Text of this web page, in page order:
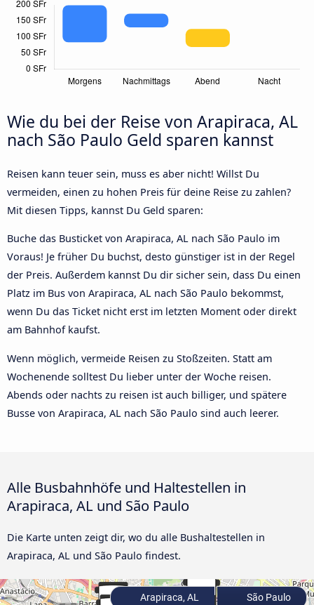
Wie du bei der Reise von Arapiraca, AL
nach São Paulo Geld sparen kannst
Reisen kann teuer sein, muss es aber nicht! Willst Du
vermeiden, einen zu hohen Preis für deine Reise zu zahlen?
Mit diesen Tipps, kannst Du Geld sparen:
Buche das Busticket von Arapiraca, AL nach São Paulo im
Voraus! Je früher Du buchst, desto günstiger ist in der Regel
der Preis. Außerdem kannst Du dir sicher sein, dass Du einen
Platz im Bus von Arapiraca, AL nach São Paulo bekommst,
wenn Du das Ticket nicht erst im letzten Moment oder direkt
am Bahnhof kaufst.
Wenn möglich, vermeide Reisen zu Stoßzeiten. Statt am
Wochenende solltest Du lieber unter der Woche reisen.
Abends oder nachts zu reisen ist auch billiger, und spätere
Busse von Arapiraca, AL nach São Paulo sind auch leerer.
Alle Busbahnhöfe und Haltestellen in
Arapiraca, AL und São Paulo
Die Karte unten zeigt dir, wo du alle Bushaltestellen in
Arapiraca, AL und São Paulo findest.
Arapiraca, AL São Paulo